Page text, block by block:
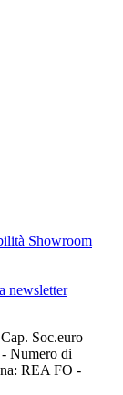
Showroom
newsletter
Soc.euro
Numero di
REA FO -